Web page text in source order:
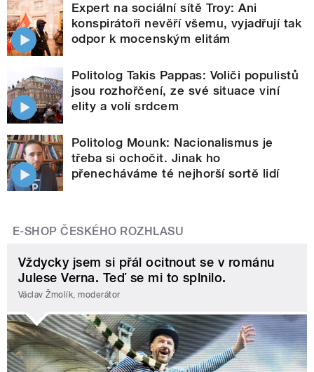
Expert na sociální sítě Troy: Ani
konspirátoři nevěří všemu, vyjadřují tak
odpor k mocenským elitám
Politolog Takis Pappas: Voliči populistů
jsou rozhořčení, ze své situace viní
elity a volí srdcem
Politolog Mounk: Nacionalismus je
třeba si ochočit. Jinak ho
přenecháváme té nejhorší sortě lidí
E-SHOP ČESKÉHO ROZHLASU
Vždycky jsem si přál ocitnout se v románu
Julese Verna. Teď se mi to splnilo.
Václav Žmolík, moderátor